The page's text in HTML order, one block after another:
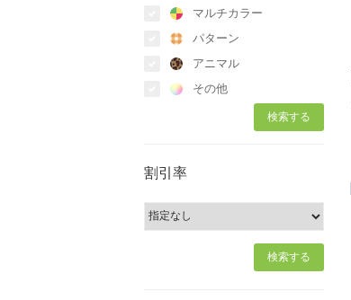
マルチカラー
パターン
アニマル
その他
割引率